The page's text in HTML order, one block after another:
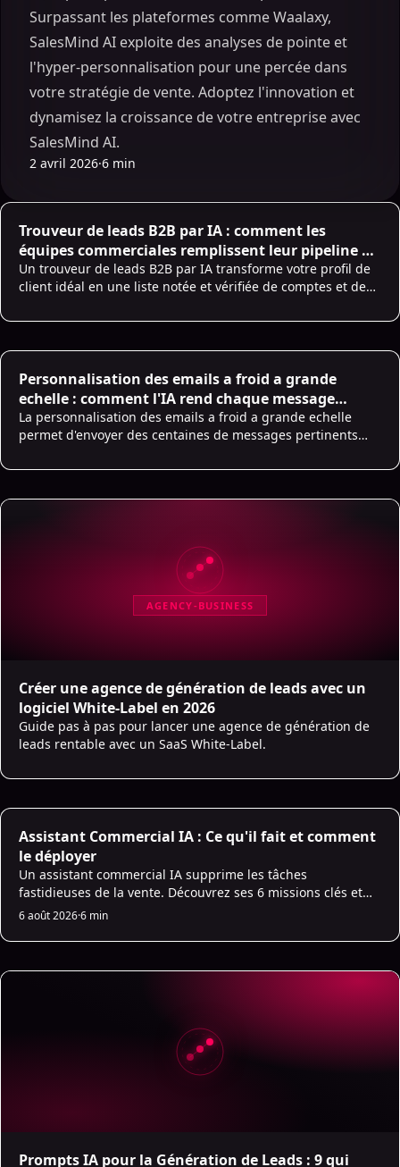
Surpassant les plateformes comme Waalaxy,
SalesMind AI exploite des analyses de pointe et
l'hyper-personnalisation pour une percée dans
votre stratégie de vente. Adoptez l'innovation et
dynamisez la croissance de votre entreprise avec
SalesMind AI.
2 avril 2026·6 min
Trouveur de leads B2B par IA : comment les
équipes commerciales remplissent leur pipeline en
2026
Un trouveur de leads B2B par IA transforme votre profil de
client idéal en une liste notée et vérifiée de comptes et de
pour démarrer.
Personnalisation des emails a froid a grande
echelle : comment l'IA rend chaque message
unique
La personnalisation des emails a froid a grande echelle
permet d'envoyer des centaines de messages pertinents
AGENCY-BUSINESS
Créer une agence de génération de leads avec un
logiciel White-Label en 2026
Guide pas à pas pour lancer une agence de génération de
leads rentable avec un SaaS White-Label.
Assistant Commercial IA : Ce qu'il fait et comment
le déployer
Un assistant commercial IA supprime les tâches
fastidieuses de la vente. Découvrez ses 6 missions clés et
comment le déployer sans chaos.
6 août 2026·6 min
Prompts IA pour la Génération de Leads : 9 qui